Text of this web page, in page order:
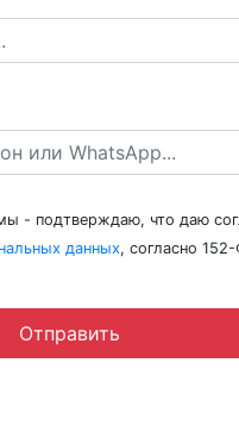
- подтверждаю, что даю
данных, согласно